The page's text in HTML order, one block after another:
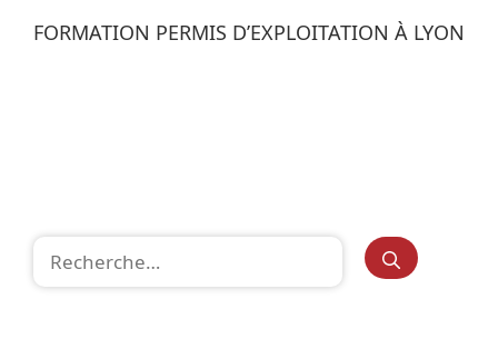
FORMATION PERMIS D’EXPLOITATION À LYON